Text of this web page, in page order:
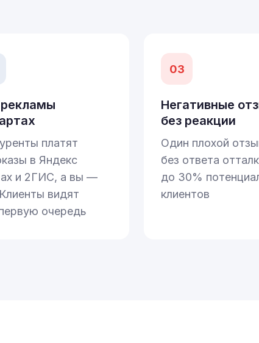
платят
в Яндекс
и 2ГИС, а вы —
видят
очередь
03
Негативные
без реакции
Один плохой
без ответа
до 30%
клиентов